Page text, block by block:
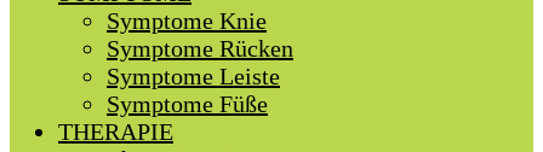
Symptome Knie
Symptome Rücken
Symptome Leiste
Symptome Füße
THERAPIE